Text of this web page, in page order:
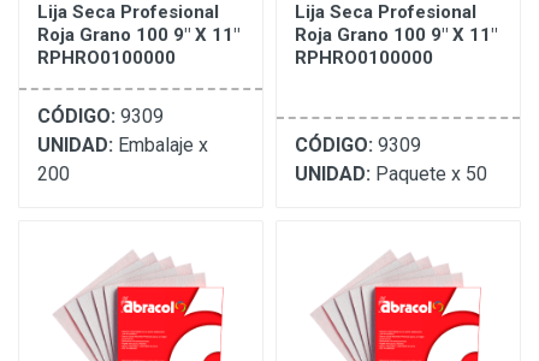
Lija Seca Profesional
Roja Grano 100 9" X 11"
RPHRO0100000
CÓDIGO: 9309
UNIDAD: Embalaje x
200
Lija Seca Profesional
Roja Grano 100 9" X 11"
RPHRO0100000
CÓDIGO: 9309
UNIDAD: Paquete x 50